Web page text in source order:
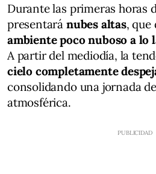
Durante las primeras horas
presentará nubes altas, que
ambiente poco nuboso a lo
A partir del mediodía, la
cielo completamente
consolidando una jornada
atmosférica.